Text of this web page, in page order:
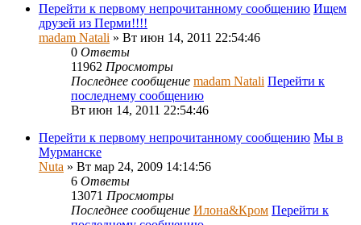
Перейти к первому непрочитанному сообщению Ищем
друзей из Перми!!!!
madam Natali » Вт июн 14, 2011 22:54:46
0 Ответы
11962 Просмотры
Последнее сообщение madam Natali Перейти к
последнему сообщению
Вт июн 14, 2011 22:54:46
Перейти к первому непрочитанному сообщению Мы в
Мурманске
Nuta » Вт мар 24, 2009 14:14:56
6 Ответы
13071 Просмотры
Последнее сообщение Илона&Кром Перейти к